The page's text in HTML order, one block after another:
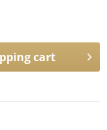
cart